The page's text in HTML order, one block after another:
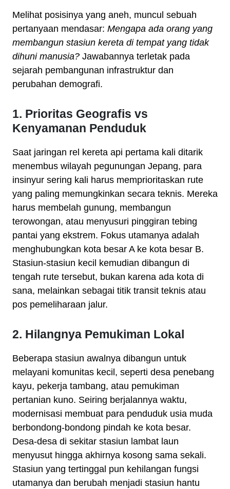
Melihat posisinya yang aneh, muncul sebuah
pertanyaan mendasar: Mengapa ada orang yang
membangun stasiun kereta di tempat yang tidak
dihuni manusia? Jawabannya terletak pada
sejarah pembangunan infrastruktur dan
perubahan demografi.
1. Prioritas Geografis vs
Kenyamanan Penduduk
Saat jaringan rel kereta api pertama kali ditarik
menembus wilayah pegunungan Jepang, para
insinyur sering kali harus memprioritaskan rute
yang paling memungkinkan secara teknis. Mereka
harus membelah gunung, membangun
terowongan, atau menyusuri pinggiran tebing
pantai yang ekstrem. Fokus utamanya adalah
menghubungkan kota besar A ke kota besar B.
Stasiun-stasiun kecil kemudian dibangun di
tengah rute tersebut, bukan karena ada kota di
sana, melainkan sebagai titik transit teknis atau
pos pemeliharaan jalur.
2. Hilangnya Pemukiman Lokal
Beberapa stasiun awalnya dibangun untuk
melayani komunitas kecil, seperti desa penebang
kayu, pekerja tambang, atau pemukiman
pertanian kuno. Seiring berjalannya waktu,
modernisasi membuat para penduduk usia muda
berbondong-bondong pindah ke kota besar.
Desa-desa di sekitar stasiun lambat laun
menyusut hingga akhirnya kosong sama sekali.
Stasiun yang tertinggal pun kehilangan fungsi
utamanya dan berubah menjadi stasiun hantu